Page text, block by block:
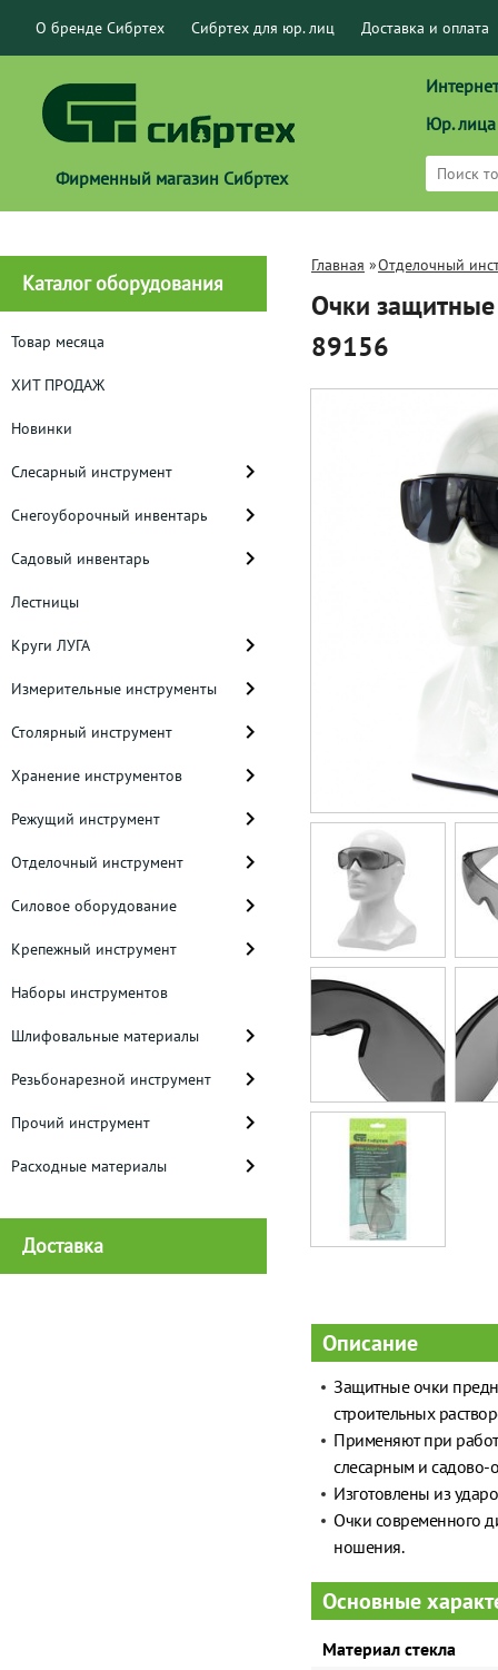
О бренде Сибртех Сибртех для юр. лиц Доставка и оплата
Фирменный магазин Сибртех
Юр. лица
Каталог оборудования
Товар месяца
ХИТ ПРОДАЖ
Новинки
Слесарный инструмент
Снегоуборочный инвентарь
Садовый инвентарь
Лестницы
Круги ЛУГА
Измерительные инструменты
Столярный инструмент
Хранение инструментов
Режущий инструмент
Отделочный инструмент
Силовое оборудование
Крепежный инструмент
Наборы инструментов
Шлифовальные материалы
Резьбонарезной инструмент
Прочий инструмент
Расходные материалы
Доставка
Главная »Отделочный
Очки
89156
Описание
Защитные очки
строительных
Применяют при
слесарным и садово-
Изготовлены из
Очки современного
ношения.
Основные
Материал стекла